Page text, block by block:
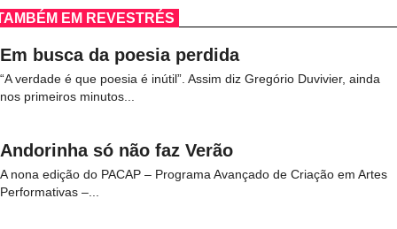
EM REVESTRÉS
Em busca da poesia perdida
“A verdade é que poesia é inútil”. Assim diz Gregório Duvivier, ainda
nos primeiros minutos...
Andorinha só não faz Verão
A nona edição do PACAP – Programa Avançado de Criação em Artes
Performativas –...